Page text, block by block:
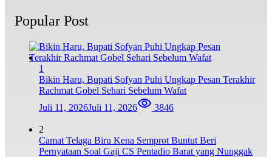
Popular Post
1
Bikin Haru, Bupati Sofyan Puhi Ungkap Pesan Terakhir
Rachmat Gobel Sehari Sebelum Wafat
Juli 11, 2026Juli 11, 2026 3846
2
Camat Telaga Biru Kena Semprot Buntut Beri
Pernyataan Soal Gaji CS Pentadio Barat yang Nunggak